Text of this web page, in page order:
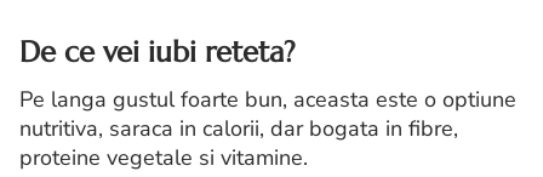
De ce vei iubi reteta?
Pe langa gustul foarte bun, aceasta este o optiune
nutritiva, saraca in calorii, dar bogata in fibre,
proteine vegetale si vitamine.